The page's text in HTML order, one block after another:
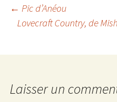
← Pic d’Anéou
Lovecraft Country, de
Laisser un